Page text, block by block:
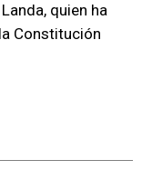
quien ha
Constitución